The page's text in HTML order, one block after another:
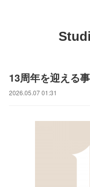
13周年を迎える
2026.05.07 01:31